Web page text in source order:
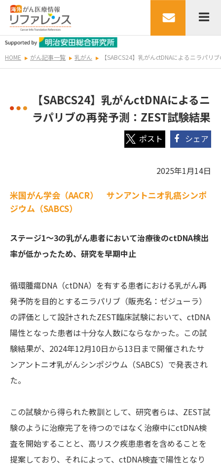
HOME がん記事一覧 乳がん 【SABCS24】乳がんctDNAによるニラパリ
【SABCS24】乳がんctDNAによるニ
ラパリブの再発予測：ZEST試験結果
シェア
2025年1月14日
米国がん学会（AACR） サンアントニオ乳癌シンポ
ジウム（SABCS）
ステージ1～3の乳がん患者において治療後のctDNA検出
率が低かったため、研究を早期中止
循環腫瘍DNA（ctDNA）を有する患者における乳がん再
発予防を目的とするニラパリブ（販売名：ゼジューラ）
の評価として設計されたZEST臨床試験において、ctDNA
陽性となった患者は十分な人数にならなかった。この試
験結果が、2024年12月10日から13日まで開催されたサ
ンアントニオ乳がんシンポジウム（SABCS）で発表され
た。
この試験から得られた教訓として、研究者らは、ZEST試
験のように治療完了を待つのではなく治療中にctDNA検
査を開始することと、高リスク疾患患者を含めることを
提案しており、それによって、ctDNA検査で陽性となり